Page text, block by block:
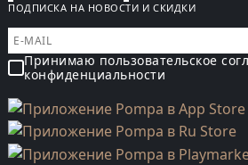
ПОДПИСКА НА НОВОСТИ И СКИДКИ
Принимаю пользовательское
конфиденциальности